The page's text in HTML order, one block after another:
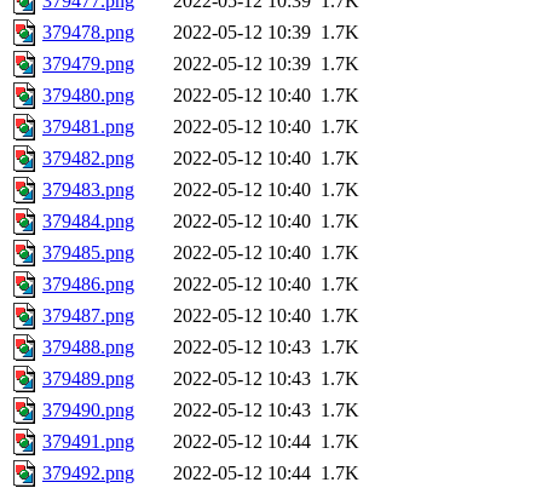
379478.png
2022-05-12 10:39 1.7K
379479.png
2022-05-12 10:39 1.7K
379480.png
2022-05-12 10:40 1.7K
379481.png
2022-05-12 10:40 1.7K
379482.png
2022-05-12 10:40 1.7K
379483.png
2022-05-12 10:40 1.7K
379484.png
2022-05-12 10:40 1.7K
379485.png
2022-05-12 10:40 1.7K
379486.png
2022-05-12 10:40 1.7K
379487.png
2022-05-12 10:40 1.7K
379488.png
2022-05-12 10:43 1.7K
379489.png
2022-05-12 10:43 1.7K
379490.png
2022-05-12 10:43 1.7K
379491.png
2022-05-12 10:44 1.7K
379492.png
2022-05-12 10:44 1.7K